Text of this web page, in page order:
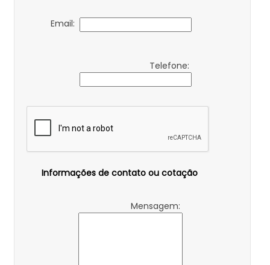
Email:
Telefone:
Informações de contato ou cotação
Mensagem: